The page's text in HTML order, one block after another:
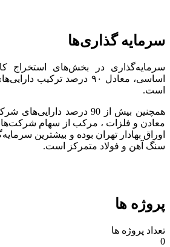
سرمایه گذاری‌ها
سرمایه‌گذاری در بخش‌های استخراج
اساسی، معادل ۹۰ درصد
است.
همچنین بیش از 90 درصد
معادن و فلزات ، مرکب از سهام
اوراق بهادار تهران بوده و بیشترین
سنگ آهن و فولاد متمرکز است.
پروژه ها
تعداد پروژه ها
0